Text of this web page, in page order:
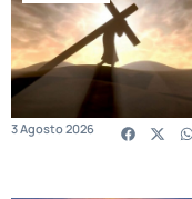
3 Agosto 2026